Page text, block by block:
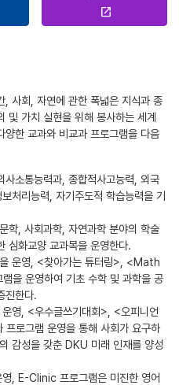
open_in_new
, 사회, 자연에 관한 폭넓은 지식과 종
및 가치 실현을 위해 봉사하는 세계
양한 교과와 비교과 프로그램을 다음
사소통능력과, 종합적사고능력, 외국
처리능력, 자기주도적 학습능력을 기
학, 사회과학, 자연과학 분야의 학술
심화교양 교과목을 운영한다.
운영, <찾아가는 튜터링>, <Math
을 운영하여 기초 수학 및 과학을 공
진한다.
영, <우수글쓰기대회>, <오피니언
프로그램 운영을 통해 사회가 요구하
감성을 갖춘 DKU 미래 인재를 양성
영, E-Clinic 프로그램은 미진한 영어